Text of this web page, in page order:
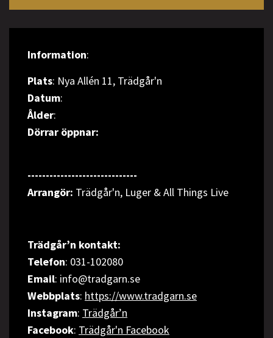
Information:
Plats: Nya Allén 11, Trädgår'n
Datum:
Ålder:
Dörrar öppnar:
------------------------------
Arrangör: Trädgår'n, Luger & All Things Live
Trädgår’n kontakt:
Telefon: 031-102080
Email: info@tradgarn.se
Webbplats: https://www.tradgarn.se
Instagram: Trädgår’n
Facebook: Trädgår'n Facebook